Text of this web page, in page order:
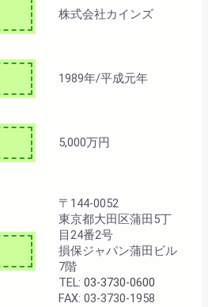
株式会社カインズ
1989年/平成元年
5,000万円
〒144-0052
東京都大田区蒲田5丁
目24番2号
損保ジャパン蒲田ビル
7階
TEL: 03-3730-0600
FAX: 03-3730-1958